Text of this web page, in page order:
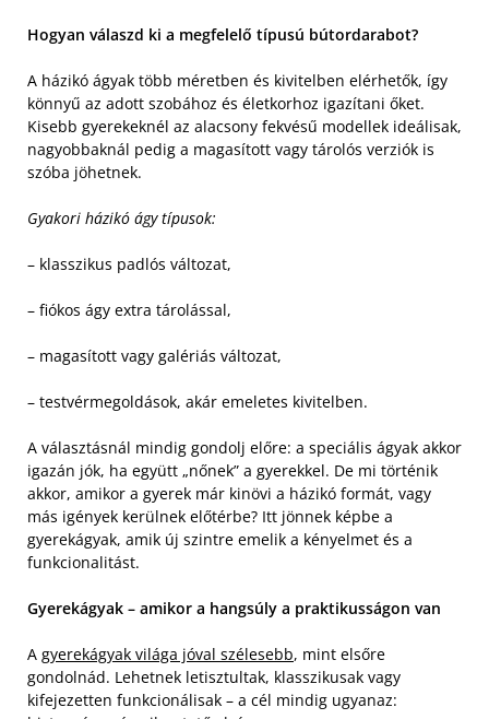
Hogyan válaszd ki a megfelelő típusú bútordarabot?
A házikó ágyak több méretben és kivitelben elérhetők, így
könnyű az adott szobához és életkorhoz igazítani őket.
Kisebb gyerekeknél az alacsony fekvésű modellek ideálisak,
nagyobbaknál pedig a magasított vagy tárolós verziók is
szóba jöhetnek.
Gyakori házikó ágy típusok:
– klasszikus padlós változat,
– fiókos ágy extra tárolással,
– magasított vagy galériás változat,
– testvérmegoldások, akár emeletes kivitelben.
A választásnál mindig gondolj előre: a speciális ágyak akkor
igazán jók, ha együtt „nőnek” a gyerekkel. De mi történik
akkor, amikor a gyerek már kinövi a házikó formát, vagy
más igények kerülnek előtérbe? Itt jönnek képbe a
gyerekágyak, amik új szintre emelik a kényelmet és a
funkcionalitást.
Gyerekágyak – amikor a hangsúly a praktikusságon van
A gyerekágyak világa jóval szélesebb, mint elsőre
gondolnád. Lehetnek letisztultak, klasszikusak vagy
kifejezetten funkcionálisak – a cél mindig ugyanaz: